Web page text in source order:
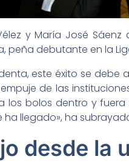
y María José
peña debutante en la
este éxito se debe
de las
los bolos dentro y
ha llegado», ha
desde la